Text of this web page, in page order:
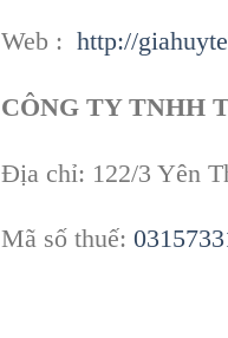
Web : http://
CÔNG TY TNHH
Địa chỉ: 122/3 Yên
Mã số thuế: